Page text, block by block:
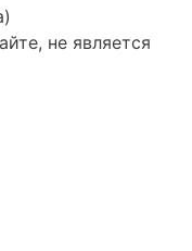
не является